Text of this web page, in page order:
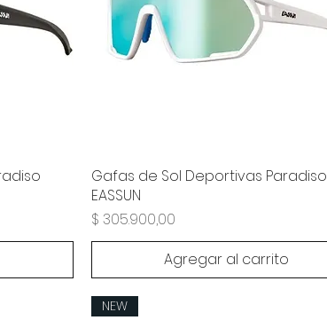
Gafas de Sol Deportivas Paradiso
EASSUN
Precio
$ 305.900,00
Agregar al carrito
NEW